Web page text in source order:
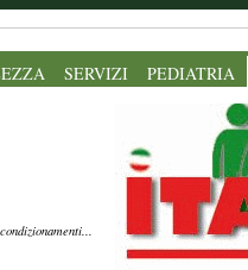
SERVIZI PEDIATRIA